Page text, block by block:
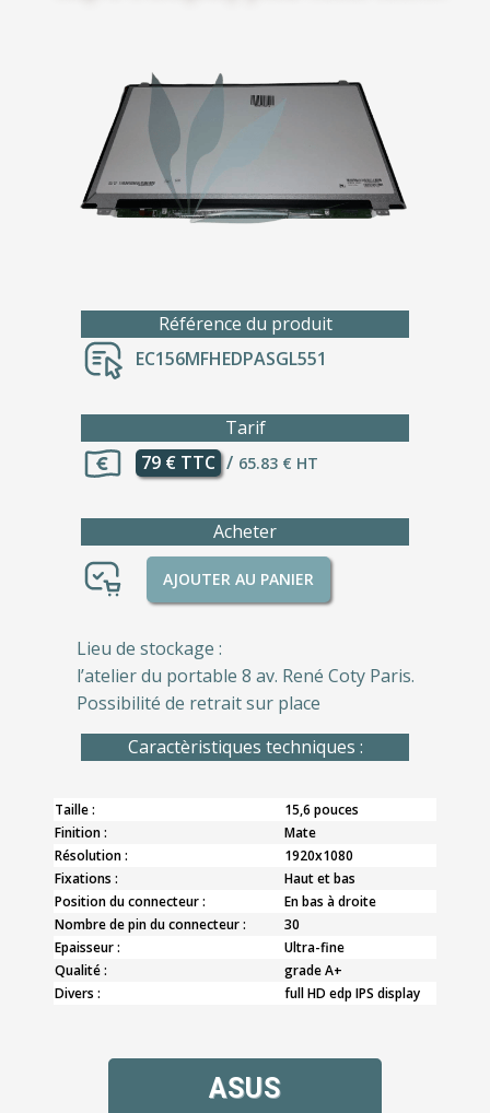
Référence du produit
EC156MFHEDPASGL551
Tarif
79 € TTC / 65.83 € HT
Acheter
AJOUTER AU PANIER
Lieu de stockage :
l’atelier du portable 8 av. René Coty Paris.
Possibilité de retrait sur place
Caractèristiques techniques :
Taille :
15,6 pouces
Finition :
Mate
Résolution :
1920x1080
Fixations :
Haut et bas
Position du connecteur :
En bas à droite
Nombre de pin du connecteur :
30
Epaisseur :
Ultra-fine
Qualité :
grade A+
Divers :
full HD edp IPS display
ASUS